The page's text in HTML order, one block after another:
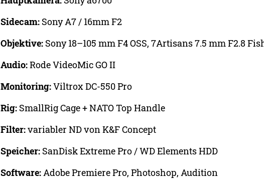
Sidecam: Sony A7 / 16mm F2
Objektive: Sony 18–105 mm F4 OSS, 7Artisans 7.5 mm F2.8
Audio:Rode VideoMic GO II
Monitoring:Viltrox DC-550 Pro
Rig: SmallRig Cage + NATO Top Handle
Filter:variabler ND von K&F Concept
Speicher: SanDisk Extreme Pro / WD Elements HDD
Software:Adobe Premiere Pro, Photoshop, Audition